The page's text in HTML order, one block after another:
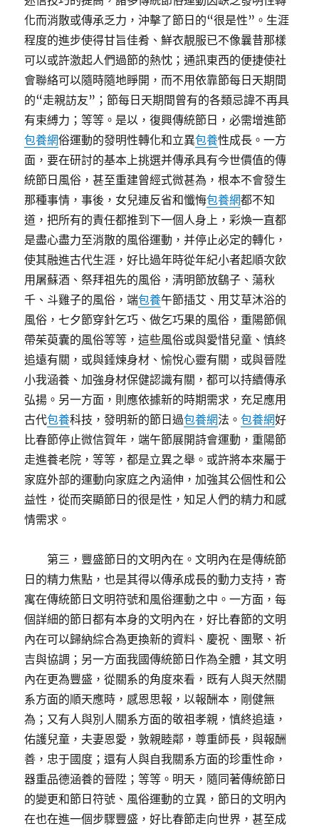
化而消散或傳承乏力，沖擊了節日的“很是性”。生涯
程度的進步使得甘旨佳肴、鮮衣靚服已不像曩昔那樣
可以或許激起人們過節的熱忱；通訊東西的便捷使社
會聯絡可以隨時隨地睜開，而不用依靠節每日天期間
的“走親訪友”；節每日天期間曾有的各類忌諱不再具
有束縛力；等等。是以，復興傳統節日，必需增進節
包養網俗運動的發明性轉化和立異包養性成長。一方
面，要在研討的基本上挑選并傳承具有今世價值的傳
統節日風俗，甚至重建曾經式微甚為，根本不會發生
那種事情，事後，女兒連反省和懺悔包養網都不知
道，把所有的責任都推到下一個人身上，彩煥一直都
是盡心盡力至消散的風俗運動，并停止必定的轉化，
使其融進古代生涯，好比過年時從年紀小者起順次飲
用屠蘇酒、祭拜祖先的風俗，清明節放鷂子、蕩秋
千、斗雞子的風俗，端包養午節插艾、用艾草沐浴的
風俗，七夕節穿針乞巧、做乞巧果的風俗，重陽節佩
帶茱萸囊的風俗等等，這些風俗或與愛惜兒童、慎終
追遠有關，或與錘煉身材、愉悅心靈有關，或與晉陞
小我涵養、加強身材保健認識有關，都可以持續傳承
弘揚。另一方面，則應依據新的時期需求，充足應用
古代包養科技，發明新的節日過包養網法。包養網好
比春節停止微信賀年，端午節展開詩會運動，重陽節
走進養老院，等等，都是立異之舉。或許將本來屬于
家庭外部的運動向家庭之內涵伸，加強其公個性和公
益性，從而突顯節日的很是性，知足人們的精力和感
情需求。
第三，豐盛節日的文明內在。文明內在是傳統節
日的精力焦點，也是其得以傳承成長的動力支持，寄
寓在傳統節日文明符號和風俗運動之中。一方面，每
個詳細的節日都有本身的文明內在，好比春節的文明
內在可以歸納綜合為更換新的資料、慶祝、團聚、祈
吉與協調；另一方面我國傳統節日作為全體，其文明
內在更為豐盛，從關系的角度來看，既有人與天然關
系方面的順天應時，感恩思報，以報酬本，剛健無
為；又有人與別人關系方面的敬祖孝親，慎終追遠，
佑護兒童，夫妻恩愛，敦親睦鄰，尊重師長，與報酬
善，忠于國度；還有人與自我關系方面的珍重性命，
器重品德涵養的晉陞；等等。明天，隨同著傳統節日
的變更和節日符號、風俗運動的立異，節日的文明內
在也在進一個步驟豐盛，好比春節走向世界，甚至成